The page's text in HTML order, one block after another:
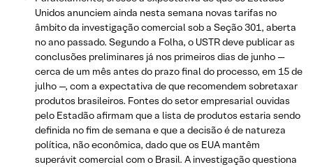
Unidos anunciem ainda nesta semana novas tarifas no
âmbito da investigação comercial sob a Seção 301, aberta
no ano passado. Segundo a Folha, o USTR deve publicar as
conclusões preliminares já nos primeiros dias de junho —
cerca de um mês antes do prazo final do processo, em 15 de
julho —, com a expectativa de que recomendem sobretaxar
produtos brasileiros. Fontes do setor empresarial ouvidas
pelo Estadão afirmam que a lista de produtos estaria sendo
definida no fim de semana e que a decisão é de natureza
política, não econômica, dado que os EUA mantêm
superávit comercial com o Brasil. A investigação questiona